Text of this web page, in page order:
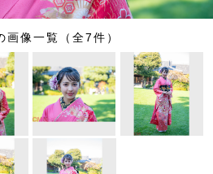
画像一覧（全7件）